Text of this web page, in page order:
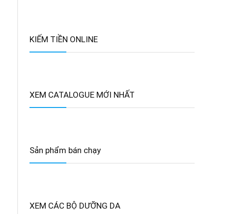
KIẾM TIỀN ONLINE
XEM CATALOGUE MỚI NHẤT
Sản phẩm bán chạy
XEM CÁC BỘ DƯỠNG DA